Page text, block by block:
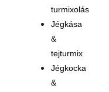
turmixolás
Jégkása
&
tejturmix
Jégkocka
&